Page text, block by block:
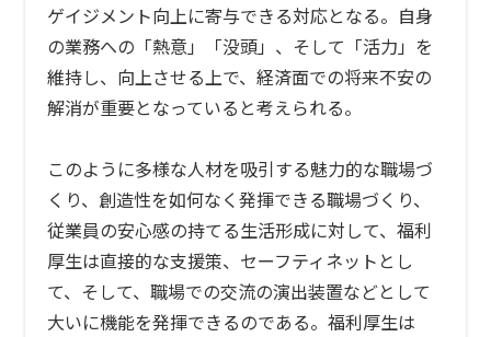
ゲイジメント向上に寄与できる対応となる。自身
の業務への「熱意」「没頭」、そして「活力」を
維持し、向上させる上で、経済面での将来不安の
解消が重要となっていると考えられる。
このように多様な人材を吸引する魅力的な職場づ
くり、創造性を如何なく発揮できる職場づくり、
従業員の安心感の持てる生活形成に対して、福利
厚生は直接的な支援策、セーフティネットとし
て、そして、職場での交流の演出装置などとして
大いに機能を発揮できるのである。福利厚生は